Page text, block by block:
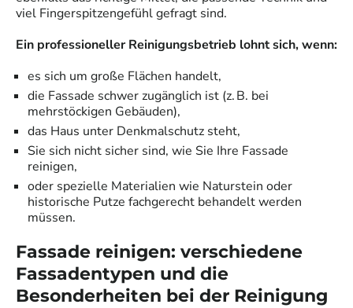
viel Fingerspitzengefühl gefragt sind.
Ein professioneller Reinigungsbetrieb lohnt sich, wenn:
es sich um große Flächen handelt,
die Fassade schwer zugänglich ist (z. B. bei
mehrstöckigen Gebäuden),
das Haus unter Denkmalschutz steht,
Sie sich nicht sicher sind, wie Sie Ihre Fassade
reinigen,
oder spezielle Materialien wie Naturstein oder
historische Putze fachgerecht behandelt werden
müssen.
Fassade reinigen: verschiedene
Fassadentypen und die
Besonderheiten bei der Reinigung